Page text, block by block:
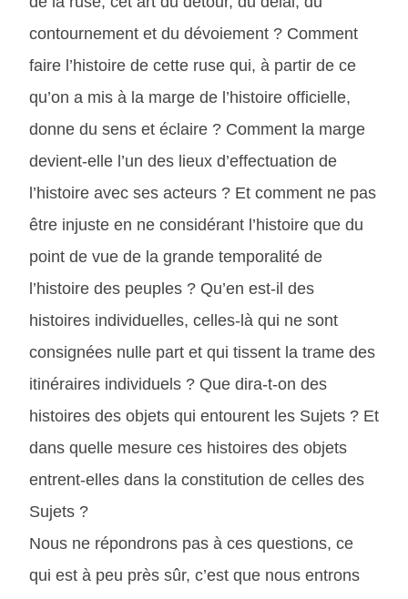
contournement et du dévoiement ? Comment
faire l’histoire de cette ruse qui, à partir de ce
qu’on a mis à la marge de l’histoire officielle,
donne du sens et éclaire ? Comment la marge
devient-elle l’un des lieux d’effectuation de
l’histoire avec ses acteurs ? Et comment ne pas
être injuste en ne considérant l’histoire que du
point de vue de la grande temporalité de
l’histoire des peuples ? Qu’en est-il des
histoires individuelles, celles-là qui ne sont
consignées nulle part et qui tissent la trame des
itinéraires individuels ? Que dira-t-on des
histoires des objets qui entourent les Sujets ? Et
dans quelle mesure ces histoires des objets
entrent-elles dans la constitution de celles des
Sujets ?
Nous ne répondrons pas à ces questions, ce
qui est à peu près sûr, c’est que nous entrons